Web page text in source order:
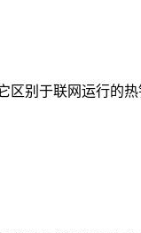
区别于联网运行的